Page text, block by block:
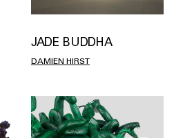
JADE BUDDHA
DAMIEN HIRST